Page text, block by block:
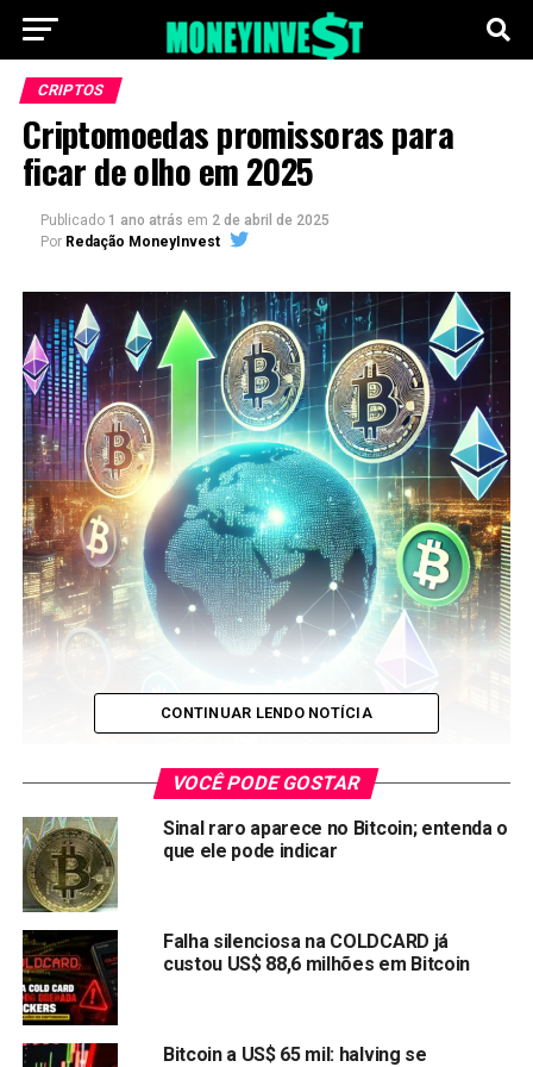
CRIPTOS
Criptomoedas promissoras para
ficar de olho em 2025
Publicado 1 ano atrás em 2 de abril de 2025
Por Redação MoneyInvest
Imagem: Press Release
Siga o Money Invest no
Mesmo com o mercado em baixa, o
criptomoedas
oportunidades valiosas para investidores atentos. Em
momentos de retração, surgem chances únicas de
identificar projetos inovadores e com grande potencial de
valorização a médio e longo prazo.
CONTINUAR LENDO NOTÍCIA
VOCÊ PODE GOSTAR
Sinal raro aparece no Bitcoin; entenda o
que ele pode indicar
Falha silenciosa na COLDCARD já
custou US$ 88,6 milhões em Bitcoin
Bitcoin a US$ 65 mil: halving se